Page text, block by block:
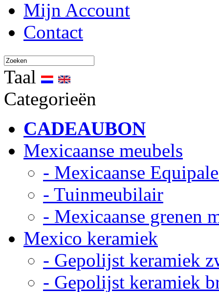
Mijn Account
Contact
Taal
Categorieën
CADEAUBON
Mexicaanse meubels
- Mexicaanse
- Tuinmeubilair
- Mexicaanse grenen
Mexico keramiek
- Gepolijst keramiek
- Gepolijst keramiek